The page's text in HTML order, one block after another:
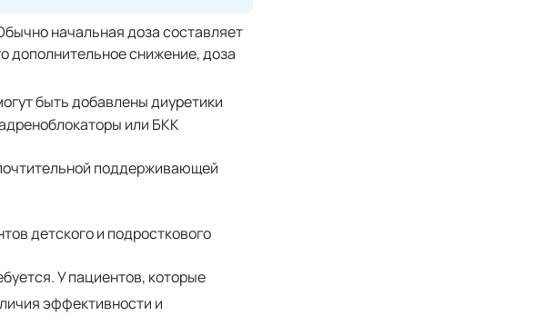
начальная доза составляет
дополнительное снижение, доза
быть добавлены диуретики
или БКК
поддерживающей
детского и подросткового
У пациентов, которые
эффективности и